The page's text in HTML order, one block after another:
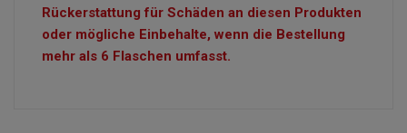
Rückerstattung für Schäden an diesen Produkten
oder mögliche Einbehalte, wenn die Bestellung
mehr als 6 Flaschen umfasst.